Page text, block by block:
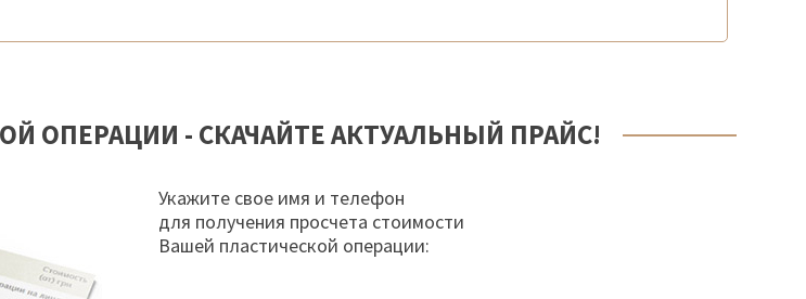
ОПЕРАЦИИ - СКАЧАЙТЕ АКТУАЛЬНЫЙ ПРАЙС!
Укажите свое имя и телефон
для получения просчета стоимости
Вашей пластической операции: